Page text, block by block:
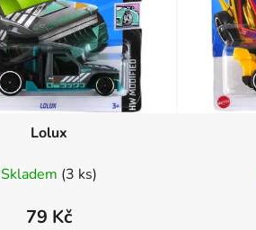
Lolux
Skladem (3 ks)
79 Kč